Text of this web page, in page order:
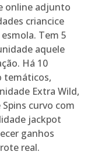
online adjunto
criancice
Tem 5
aquele
Há 10
temáticos,
Extra Wild,
curvo com
jackpot
ganhos
real.